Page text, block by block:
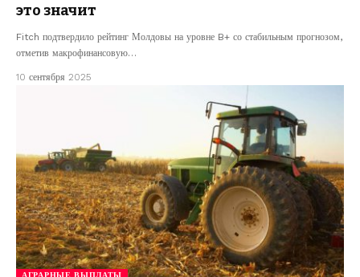
это значит
Fitch подтвердило рейтинг Молдовы на уровне B+ со стабильным прогнозом,
отметив макрофинансовую…
10 сентября 2025
АГРАРНЫЕ ВЫПЛАТЫ